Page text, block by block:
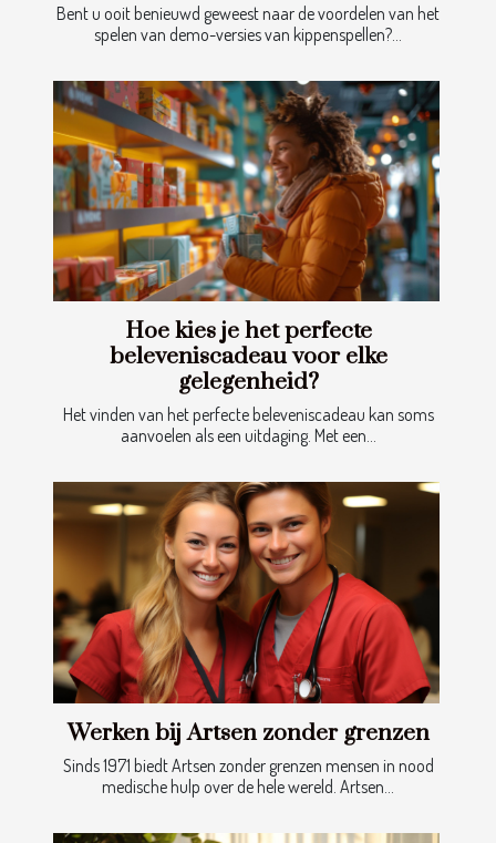
Bent u ooit benieuwd geweest naar de voordelen van het
spelen van demo-versies van kippenspellen?...
Hoe kies je het perfecte
beleveniscadeau voor elke
gelegenheid?
Het vinden van het perfecte beleveniscadeau kan soms
aanvoelen als een uitdaging. Met een...
Werken bij Artsen zonder grenzen
Sinds 1971 biedt Artsen zonder grenzen mensen in nood
medische hulp over de hele wereld. Artsen...